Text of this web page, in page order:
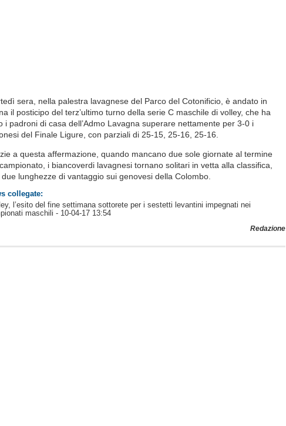
sera, nella palestra lavagnese del Parco del Cotonificio, è andato in
il posticipo del terz’ultimo turno della serie C maschile di volley, che ha
i padroni di casa dell’Admo Lavagna superare nettamente per 3-0 i
del Finale Ligure, con parziali di 25-15, 25-16, 25-16.
a questa affermazione, quando mancano due sole giornate al termine
i biancoverdi lavagnesi tornano solitari in vetta alla classifica,
due lunghezze di vantaggio sui genovesi della Colombo.
collegate:
l’esito del fine settimana sottorete per i sestetti levantini impegnati nei
maschili - 10-04-17 13:54
Redazione